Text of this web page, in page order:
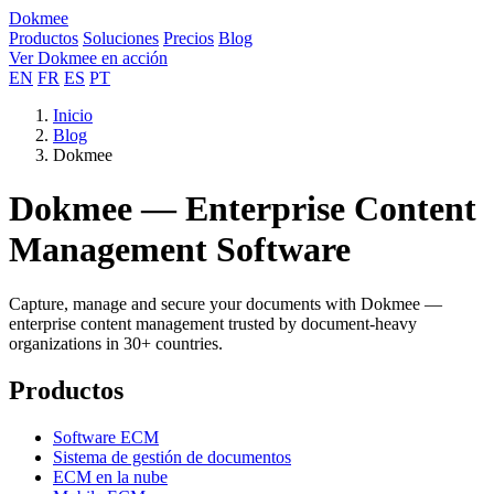
Dokmee
Productos Soluciones Precios Blog
Ver Dokmee en acción
EN FR ES PT
Inicio
Blog
Dokmee
Dokmee — Enterprise Content
Management Software
Capture, manage and secure your documents with Dokmee —
enterprise content management trusted by document-heavy
organizations in 30+ countries.
Productos
Software ECM
Sistema de gestión de documentos
ECM en la nube